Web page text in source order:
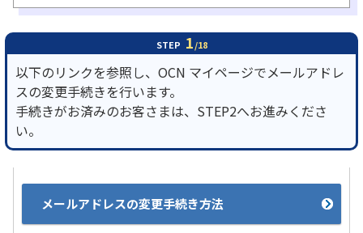
お知らせ サポートサイトの使い方
NTTドコモビジネスのお客さ
まはこちら
工事・故障情報通知
STEP 1/18
以下のリンクを参照し、OCN マイページでメールアドレ
スの変更手続きを行います。
手続きがお済みのお客さまは、STEP2へお進みくださ
い。
メールアドレスの変更手続き方法